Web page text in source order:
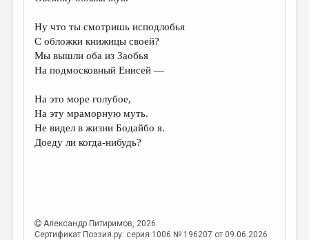
МАЛАЯ ПРОЗА
ЭССЕИСТИКА
КУЛЬТУРОВЕДЕНИЕ
ПУБЛИЦИСТИКА
МЕДИА
Ну что ты смотришь исподлобья
С обложки книжицы своей?
Мы вышли оба из Заобья
На подмосковный Енисей —
На это море голубое,
На эту мраморную муть.
Не видел в жизни Бодайбо я.
Доеду ли когда-нибудь?
Александр Питиримов, 2026
Сертификат Поэзия.ру: серия 1006 № 196207 от 09.06.2026